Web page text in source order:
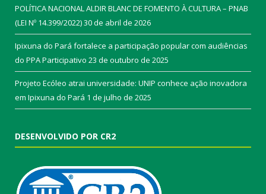
POLÍTICA NACIONAL ALDIR BLANC DE FOMENTO À CULTURA – PNAB
(LEI Nº 14.399/2022)30 de abril de 2026
Ipixuna do Pará fortalece a participação popular com audiências
do PPA Participativo 23 de outubro de 2025
Projeto Ecóleo atrai universidade: UNIP conhece ação inovadora
em Ipixuna do Pará 1 de julho de 2025
DESENVOLVIDO POR CR2